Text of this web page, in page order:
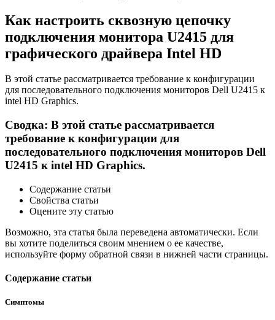
Как настроить сквозную цепочку
подключения монитора U2415 для
графического драйвера Intel HD
В этой статье рассматривается требование к конфигурации
для последовательного подключения мониторов Dell U2415 к
intel HD Graphics.
Сводка: В этой статье рассматривается
требование к конфигурации для
последовательного подключения мониторов Dell
U2415 к intel HD Graphics.
Содержание статьи
Свойства статьи
Оцените эту статью
Возможно, эта статья была переведена автоматически. Если
вы хотите поделиться своим мнением о ее качестве,
используйте форму обратной связи в нижней части страницы.
Содержание статьи
Симптомы